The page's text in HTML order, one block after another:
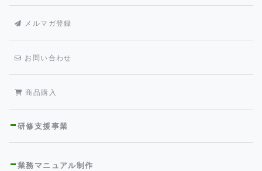
メルマガ登録
お問い合わせ
商品購入
研修支援事業
業務マニュアル制作